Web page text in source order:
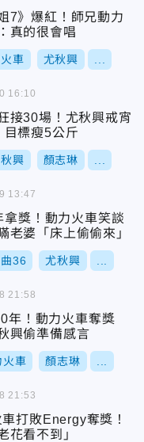
7》爆紅！師兄動力
真的很會唱
車 尤秋興
接30場！尤秋興戒宵
目標瘦5公斤
興 顏志琳
16:10
獎！動力火車笑談
婆「床上偷偷來」
36 尤秋興
13:47
年！動力火車奪獎
興偷準備感言
火車 顏志琳
21:58
打敗Energy奪獎！
花看不到」
21:53